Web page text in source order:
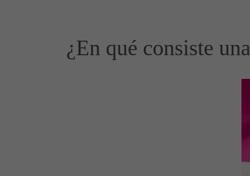
¿En qué consiste